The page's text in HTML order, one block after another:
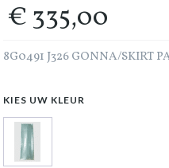
€ 335,00
8G0491 J326 GONNA/SKIRT
KIES UW KLEUR